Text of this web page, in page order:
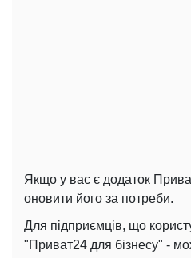
Якщо у вас є додаток
оновити його за потреби.
Для підприємців, що
"Приват24 для бізнесу" -